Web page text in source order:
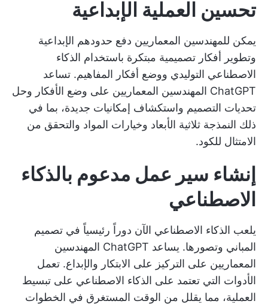
تحسين العملية الإبداعية
يمكن للمهندسين المعماريين دفع حدودهم الإبداعية
وتطوير أفكار تصميمية مبتكرة باستخدام الذكاء
الاصطناعي التوليدي ووضع أفكار المفاهيم. تساعد
ChatGPT المهندسين المعماريين على وضع الأفكار وحل
تحديات التصميم واستكشاف إمكانيات جديدة، بما في
ذلك النمذجة ثلاثية الأبعاد وخيارات المواد والتحقق من
الامتثال للكود.
إنشاء سير عمل مدعوم بالذكاء
الاصطناعي
يلعب الذكاء الاصطناعي الآن دوراً رئيسياً في تصميم
المباني وتصورها. يساعد ChatGPT المهندسين
المعماريين على التركيز على الابتكار والإبداع. تعمل
الأدوات التي تعتمد على الذكاء الاصطناعي على تبسيط
العملية، مما يقلل من الوقت المستغرق في الخطوات